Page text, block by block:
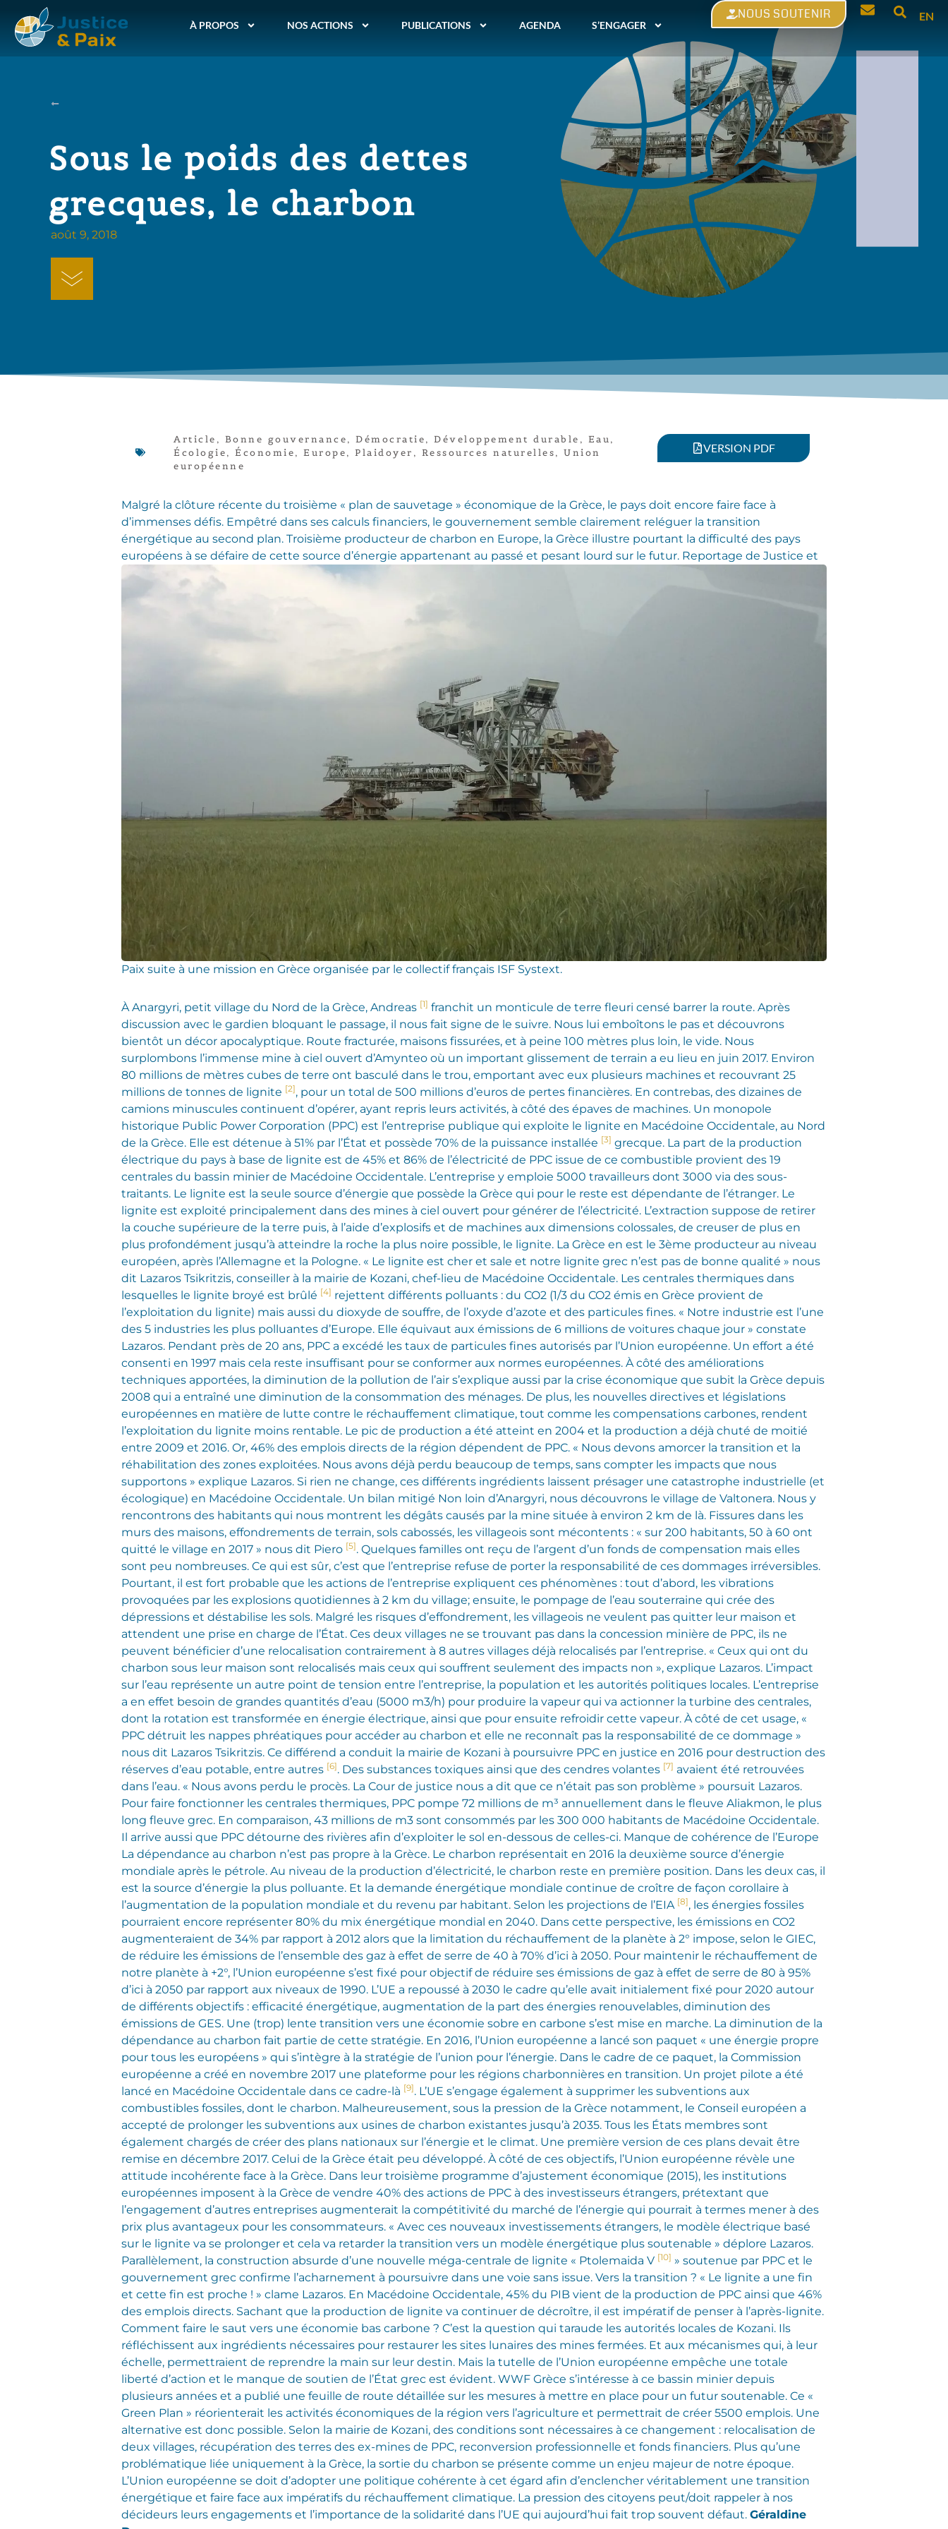
À PROPOS NOS ACTIONS PUBLICATIONS AGENDA S’ENGAGER
NOUS SOUTENIR EN
Sous le poids des dettes
grecques, le charbon
août 9, 2018
Article , Bonne gouvernance, Démocratie, Développement durable , Eau,
Écologie, Économie, Europe, Plaidoyer , Ressources naturelles, Union
européenne
VERSION PDF
Malgré la clôture récente du troisième « plan de sauvetage » économique de la Grèce, le pays doit encore faire face à
d’immenses défis. Empêtré dans ses calculs financiers, le gouvernement semble clairement reléguer la transition
énergétique au second plan. Troisième producteur de charbon en Europe, la Grèce illustre pourtant la difficulté des pays
européens à se défaire de cette source d’énergie appartenant au passé et pesant lourd sur le futur. Reportage de Justice et
Paix suite à une mission en Grèce organisée par le collectif français ISF Systext.
À Anargyri, petit village du Nord de la Grèce, Andreas [1] franchit un monticule de terre fleuri censé barrer la route. Après
discussion avec le gardien bloquant le passage, il nous fait signe de le suivre. Nous lui emboîtons le pas et découvrons
bientôt un décor apocalyptique. Route fracturée, maisons fissurées, et à peine 100 mètres plus loin, le vide. Nous
surplombons l’immense mine à ciel ouvert d’Amynteo où un important glissement de terrain a eu lieu en juin 2017. Environ
80 millions de mètres cubes de terre ont basculé dans le trou, emportant avec eux plusieurs machines et recouvrant 25
millions de tonnes de lignite [2], pour un total de 500 millions d’euros de pertes financières. En contrebas, des dizaines de
camions minuscules continuent d’opérer, ayant repris leurs activités, à côté des épaves de machines. Un monopole
historique Public Power Corporation (PPC) est l’entreprise publique qui exploite le lignite en Macédoine Occidentale, au Nord
de la Grèce. Elle est détenue à 51% par l’État et possède 70% de la puissance installée [3] grecque. La part de la production
électrique du pays à base de lignite est de 45% et 86% de l’électricité de PPC issue de ce combustible provient des 19
centrales du bassin minier de Macédoine Occidentale. L’entreprise y emploie 5000 travailleurs dont 3000 via des sous-
traitants. Le lignite est la seule source d’énergie que possède la Grèce qui pour le reste est dépendante de l’étranger. Le
lignite est exploité principalement dans des mines à ciel ouvert pour générer de l’électricité. L’extraction suppose de retirer
la couche supérieure de la terre puis, à l’aide d’explosifs et de machines aux dimensions colossales, de creuser de plus en
plus profondément jusqu’à atteindre la roche la plus noire possible, le lignite. La Grèce en est le 3ème producteur au niveau
européen, après l’Allemagne et la Pologne. « Le lignite est cher et sale et notre lignite grec n’est pas de bonne qualité » nous
dit Lazaros Tsikritzis, conseiller à la mairie de Kozani, chef-lieu de Macédoine Occidentale. Les centrales thermiques dans
lesquelles le lignite broyé est brûlé [4] rejettent différents polluants : du CO2 (1/3 du CO2 émis en Grèce provient de
l’exploitation du lignite) mais aussi du dioxyde de souffre, de l’oxyde d’azote et des particules fines. « Notre industrie est l’une
des 5 industries les plus polluantes d’Europe. Elle équivaut aux émissions de 6 millions de voitures chaque jour » constate
Lazaros. Pendant près de 20 ans, PPC a excédé les taux de particules fines autorisés par l’Union européenne. Un effort a été
consenti en 1997 mais cela reste insuffisant pour se conformer aux normes européennes. À côté des améliorations
techniques apportées, la diminution de la pollution de l’air s’explique aussi par la crise économique que subit la Grèce depuis
2008 qui a entraîné une diminution de la consommation des ménages. De plus, les nouvelles directives et législations
européennes en matière de lutte contre le réchauffement climatique, tout comme les compensations carbones, rendent
l’exploitation du lignite moins rentable. Le pic de production a été atteint en 2004 et la production a déjà chuté de moitié
entre 2009 et 2016. Or, 46% des emplois directs de la région dépendent de PPC. « Nous devons amorcer la transition et la
réhabilitation des zones exploitées. Nous avons déjà perdu beaucoup de temps, sans compter les impacts que nous
supportons » explique Lazaros. Si rien ne change, ces différents ingrédients laissent présager une catastrophe industrielle (et
écologique) en Macédoine Occidentale. Un bilan mitigé Non loin d’Anargyri, nous découvrons le village de Valtonera. Nous y
rencontrons des habitants qui nous montrent les dégâts causés par la mine située à environ 2 km de là. Fissures dans les
murs des maisons, effondrements de terrain, sols cabossés, les villageois sont mécontents : « sur 200 habitants, 50 à 60 ont
quitté le village en 2017 » nous dit Piero [5]. Quelques familles ont reçu de l’argent d’un fonds de compensation mais elles
sont peu nombreuses. Ce qui est sûr, c’est que l’entreprise refuse de porter la responsabilité de ces dommages irréversibles.
Pourtant, il est fort probable que les actions de l’entreprise expliquent ces phénomènes : tout d’abord, les vibrations
provoquées par les explosions quotidiennes à 2 km du village; ensuite, le pompage de l’eau souterraine qui crée des
dépressions et déstabilise les sols. Malgré les risques d’effondrement, les villageois ne veulent pas quitter leur maison et
attendent une prise en charge de l’État. Ces deux villages ne se trouvant pas dans la concession minière de PPC, ils ne
peuvent bénéficier d’une relocalisation contrairement à 8 autres villages déjà relocalisés par l’entreprise. « Ceux qui ont du
charbon sous leur maison sont relocalisés mais ceux qui souffrent seulement des impacts non », explique Lazaros. L’impact
sur l’eau représente un autre point de tension entre l’entreprise, la population et les autorités politiques locales. L’entreprise
a en effet besoin de grandes quantités d’eau (5000 m3/h) pour produire la vapeur qui va actionner la turbine des centrales,
dont la rotation est transformée en énergie électrique, ainsi que pour ensuite refroidir cette vapeur. À côté de cet usage, «
PPC détruit les nappes phréatiques pour accéder au charbon et elle ne reconnaît pas la responsabilité de ce dommage »
nous dit Lazaros Tsikritzis. Ce différend a conduit la mairie de Kozani à poursuivre PPC en justice en 2016 pour destruction des
réserves d’eau potable, entre autres [6]. Des substances toxiques ainsi que des cendres volantes [7] avaient été retrouvées
dans l’eau. « Nous avons perdu le procès. La Cour de justice nous a dit que ce n’était pas son problème » poursuit Lazaros.
Pour faire fonctionner les centrales thermiques, PPC pompe 72 millions de m³ annuellement dans le fleuve Aliakmon, le plus
long fleuve grec. En comparaison, 43 millions de m3 sont consommés par les 300 000 habitants de Macédoine Occidentale.
Il arrive aussi que PPC détourne des rivières afin d’exploiter le sol en-dessous de celles-ci. Manque de cohérence de l’Europe
La dépendance au charbon n’est pas propre à la Grèce. Le charbon représentait en 2016 la deuxième source d’énergie
mondiale après le pétrole. Au niveau de la production d’électricité, le charbon reste en première position. Dans les deux cas, il
est la source d’énergie la plus polluante. Et la demande énergétique mondiale continue de croître de façon corollaire à
l’augmentation de la population mondiale et du revenu par habitant. Selon les projections de l’EIA [8], les énergies fossiles
pourraient encore représenter 80% du mix énergétique mondial en 2040. Dans cette perspective, les émissions en CO2
augmenteraient de 34% par rapport à 2012 alors que la limitation du réchauffement de la planète à 2° impose, selon le GIEC,
de réduire les émissions de l’ensemble des gaz à effet de serre de 40 à 70% d’ici à 2050. Pour maintenir le réchauffement de
notre planète à +2°, l’Union européenne s’est fixé pour objectif de réduire ses émissions de gaz à effet de serre de 80 à 95%
d’ici à 2050 par rapport aux niveaux de 1990. L’UE a repoussé à 2030 le cadre qu’elle avait initialement fixé pour 2020 autour
de différents objectifs : efficacité énergétique, augmentation de la part des énergies renouvelables, diminution des
émissions de GES. Une (trop) lente transition vers une économie sobre en carbone s’est mise en marche. La diminution de la
dépendance au charbon fait partie de cette stratégie. En 2016, l’Union européenne a lancé son paquet « une énergie propre
pour tous les européens » qui s’intègre à la stratégie de l’union pour l’énergie. Dans le cadre de ce paquet, la Commission
européenne a créé en novembre 2017 une plateforme pour les régions charbonnières en transition. Un projet pilote a été
lancé en Macédoine Occidentale dans ce cadre-là [9]. L’UE s’engage également à supprimer les subventions aux
combustibles fossiles, dont le charbon. Malheureusement, sous la pression de la Grèce notamment, le Conseil européen a
accepté de prolonger les subventions aux usines de charbon existantes jusqu’à 2035. Tous les États membres sont
également chargés de créer des plans nationaux sur l’énergie et le climat. Une première version de ces plans devait être
remise en décembre 2017. Celui de la Grèce était peu développé. À côté de ces objectifs, l’Union européenne révèle une
attitude incohérente face à la Grèce. Dans leur troisième programme d’ajustement économique (2015), les institutions
européennes imposent à la Grèce de vendre 40% des actions de PPC à des investisseurs étrangers, prétextant que
l’engagement d’autres entreprises augmenterait la compétitivité du marché de l’énergie qui pourrait à termes mener à des
prix plus avantageux pour les consommateurs. « Avec ces nouveaux investissements étrangers, le modèle électrique basé
sur le lignite va se prolonger et cela va retarder la transition vers un modèle énergétique plus soutenable » déplore Lazaros.
Parallèlement, la construction absurde d’une nouvelle méga-centrale de lignite « Ptolemaida V [10] » soutenue par PPC et le
gouvernement grec confirme l’acharnement à poursuivre dans une voie sans issue. Vers la transition ? « Le lignite a une fin
et cette fin est proche ! » clame Lazaros. En Macédoine Occidentale, 45% du PIB vient de la production de PPC ainsi que 46%
des emplois directs. Sachant que la production de lignite va continuer de décroître, il est impératif de penser à l’après-lignite.
Comment faire le saut vers une économie bas carbone ? C’est la question qui taraude les autorités locales de Kozani. Ils
réfléchissent aux ingrédients nécessaires pour restaurer les sites lunaires des mines fermées. Et aux mécanismes qui, à leur
échelle, permettraient de reprendre la main sur leur destin. Mais la tutelle de l’Union européenne empêche une totale
liberté d’action et le manque de soutien de l’État grec est évident. WWF Grèce s’intéresse à ce bassin minier depuis
plusieurs années et a publié une feuille de route détaillée sur les mesures à mettre en place pour un futur soutenable. Ce «
Green Plan » réorienterait les activités économiques de la région vers l’agriculture et permettrait de créer 5500 emplois. Une
alternative est donc possible. Selon la mairie de Kozani, des conditions sont nécessaires à ce changement : relocalisation de
deux villages, récupération des terres des ex-mines de PPC, reconversion professionnelle et fonds financiers. Plus qu’une
problématique liée uniquement à la Grèce, la sortie du charbon se présente comme un enjeu majeur de notre époque.
L’Union européenne se doit d’adopter une politique cohérente à cet égard afin d’enclencher véritablement une transition
énergétique et faire face aux impératifs du réchauffement climatique. La pression des citoyens peut/doit rappeler à nos
décideurs leurs engagements et l’importance de la solidarité dans l’UE qui aujourd’hui fait trop souvent défaut. Géraldine